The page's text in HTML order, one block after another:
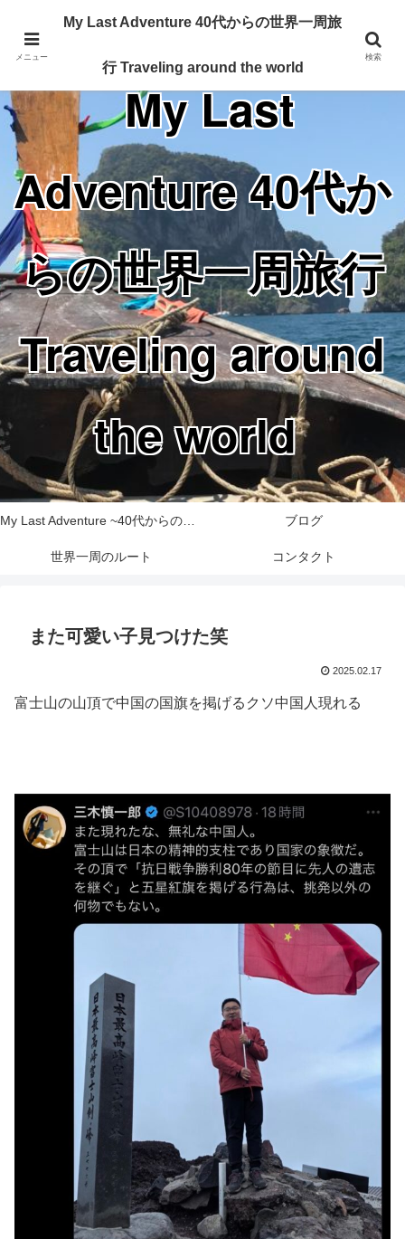
Traveling around the world from my 40's
My Last
Adventure 40代か
らの世界一周旅行
Traveling around
the world
My Last Adventure ~40代からの世界一周旅行記~ ブログ
世界一周のルート コンタクト
また可愛い子見つけた笑
2025.02.17
富士山の山頂で中国の国旗を掲げるクソ中国人現れる
メニュー
My Last Adventure 40代からの世界一周旅
行 Traveling around the world
検索